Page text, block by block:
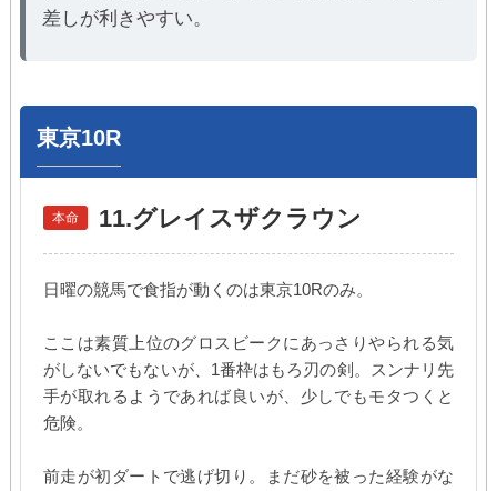
差しが利きやすい。
東京10R
本命 11.グレイスザクラウン
日曜の競馬で食指が動くのは東京10Rのみ。
ここは素質上位のグロスビークにあっさりやられる気
がしないでもないが、1番枠はもろ刃の剣。スンナリ先
手が取れるようであれば良いが、少しでもモタつくと
危険。
前走が初ダートで逃げ切り。まだ砂を被った経験がな